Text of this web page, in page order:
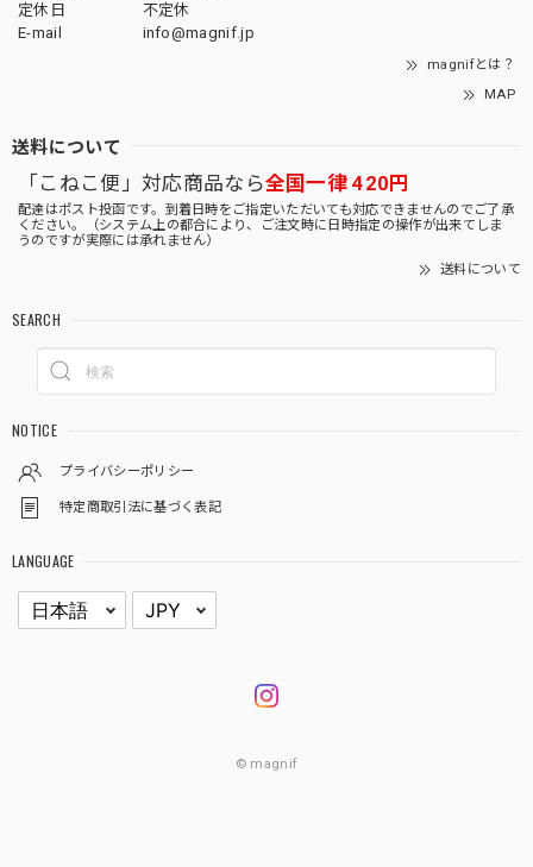
定休日
不定休
E-mail
info@magnif.jp
magnifとは？
MAP
送料について
「こねこ便」対応商品なら全国一律 420円
配達はポスト投函です。到着日時をご指定いただいても対応できませんのでご了承
ください。（システム上の都合により、ご注文時に日時指定の操作が出来てしま
うのですが実際には承れません）
送料について
SEARCH
NOTICE
プライバシーポリシー
特定商取引法に基づく表記
LANGUAGE
© magnif